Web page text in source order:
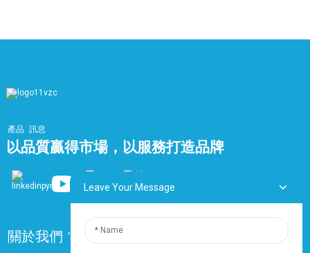
產品 訊息
以品質贏得市場，以服務打造品牌
關於我們 常問問題
Leave Your Message